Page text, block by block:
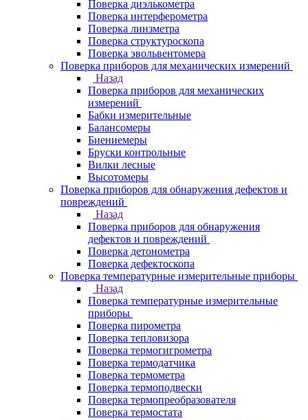
Поверка диэлькометра
Поверка интерферометра
Поверка линзметра
Поверка структуроскопа
Поверка эвольвентомера
Поверка приборов для механических измерений
Назад
Поверка приборов для механических
измерений
Бабки измерительные
Балансомеры
Биениемеры
Бруски контрольные
Вилки лесные
Высотомеры
Поверка приборов для обнаружения дефектов и
повреждений
Назад
Поверка приборов для обнаружения
дефектов и повреждений
Поверка детонометра
Поверка дефектоскопа
Поверка температурные измерительные приборы
Назад
Поверка температурные измерительные
приборы
Поверка пирометра
Поверка тепловизора
Поверка термогигрометра
Поверка термодатчика
Поверка термометра
Поверка термоподвески
Поверка термопреобразователя
Поверка термостата